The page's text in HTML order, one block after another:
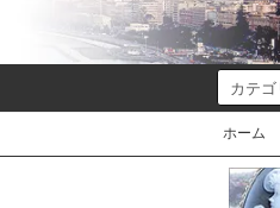
ホーム